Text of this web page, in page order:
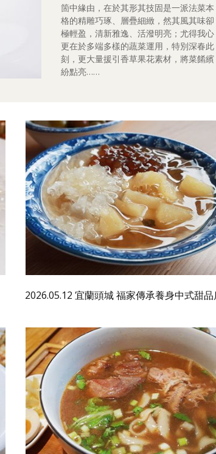
箇中緣由，在於其形其技固是一派法菜本
格的精雕巧琢、層疊細緻，然其風其味卻
極輕盈，清新雅逸、活潑明亮；尤得我心
更在於多端多樣的蔬菜運用，特別深春此
刻，更大量援引香草果花素材，將菜餚繽
紛點亮……
2026.05.12 宜蘭頭城 福家傳承養身中式甜品